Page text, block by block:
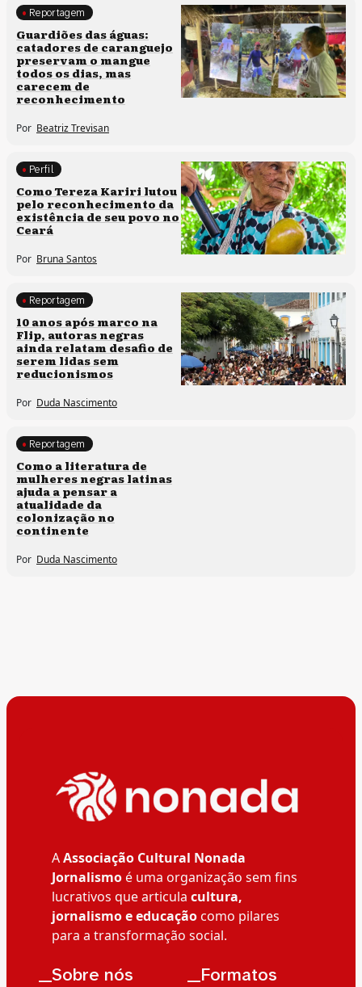
Clima e cultura
Reportagem
Guardiões das águas:
catadores de caranguejo
preservam o mangue
todos os dias, mas
carecem de
reconhecimento
Por Beatriz Trevisan
Comunidades tradicionais
Perfil
Como Tereza Kariri lutou
pelo reconhecimento da
existência de seu povo no
Ceará
Por Bruna Santos
Processos artísticos
Reportagem
10 anos após marco na
Flip, autoras negras
ainda relatam desafio de
serem lidas sem
reducionismos
Por Duda Nascimento
Direitos humanos
Reportagem
Como a literatura de
mulheres negras latinas
ajuda a pensar a
atualidade da
colonização no
continente
Por Duda Nascimento
AAssociação Cultural Nonada
Jornalismoé uma organização sem fins
lucrativos que articula cultura,
jornalismo e educaçãocomo pilares
para a transformação social.
__Sobre nós __Formatos